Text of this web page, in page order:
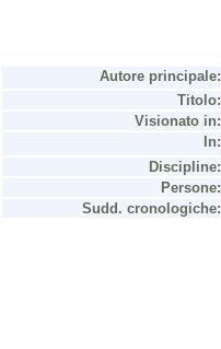
Autore principale:
Titolo:
Visionato in:
In:
Discipline:
Persone:
Sudd. cronologiche: